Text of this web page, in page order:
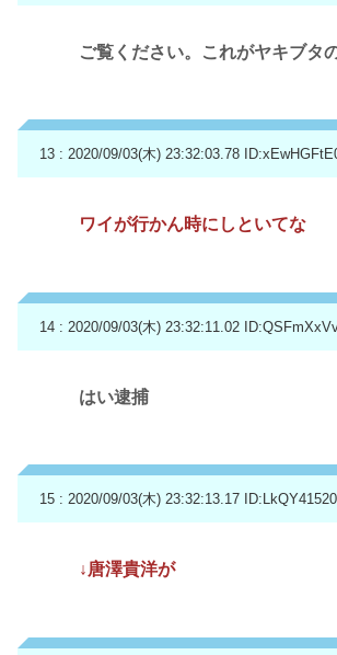
ご覧ください。これがヤキブタ
13 : 2020/09/03(木) 23:32:03.78
ワイが行かん時にしといてな
14 : 2020/09/03(木) 23:32:11.02
はい逮捕
15 : 2020/09/03(木) 23:32:13.17 ID:LkQY41520
↓唐澤貴洋が